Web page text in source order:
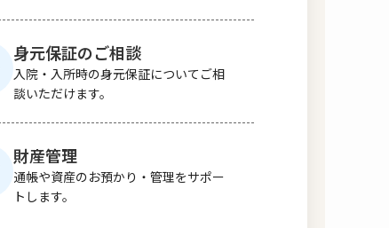
身元保証のご相談
入院・入所時の身元保証についてご相
談いただけます。
財産管理
通帳や資産のお預かり・管理をサポー
トします。